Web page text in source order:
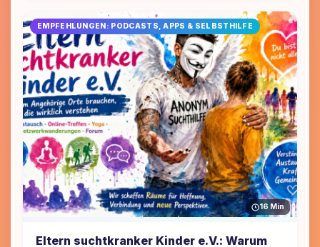
EMPFEHLUNGEN: PODCASTS, APPS & SELBSTHILFE
16 Min
Eltern suchtkranker Kinder e.V.: Warum